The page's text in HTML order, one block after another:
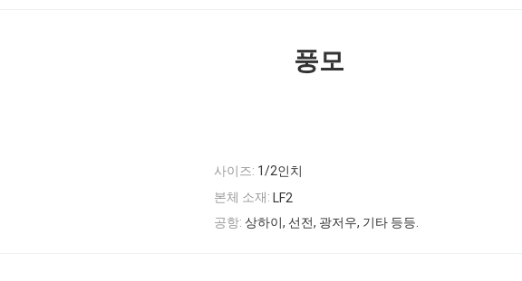
풍모
사이즈: 1/2인치
본체 소재: LF2
공항: 상하이, 선전, 광저우, 기타 등등.